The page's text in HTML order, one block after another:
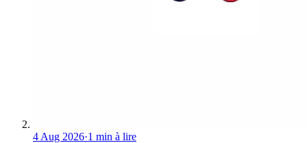
4 Aug 2026·1 min à lire